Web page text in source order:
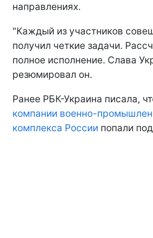
направлениях.
"Каждый из участников
получил четкие задачи.
полное исполнение. Слава
резюмировал он.
Ранее РБК-Украина писала,
компании военно-
комплекса России попали